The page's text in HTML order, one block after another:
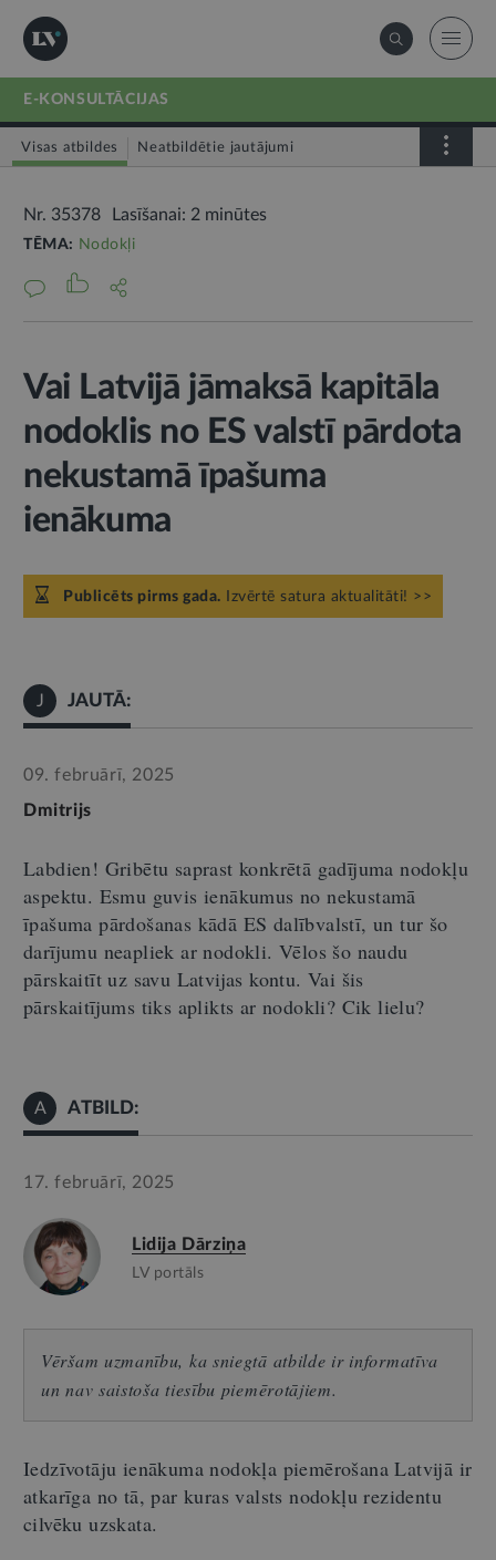
E-KONSULTĀCIJAS
Visas atbildes Neatbildētie jautājumi
Nr. 35378 Lasīšanai: 2 minūtes
TĒMA: Nodokļi
Vai Latvijā jāmaksā kapitāla
nodoklis no ES valstī pārdota
nekustamā īpašuma
ienākuma
Publicēts pirms gada. Izvērtē satura aktualitāti! >>
J JAUTĀ:
09. februārī, 2025
Dmitrijs
Labdien! Gribētu saprast konkrētā gadījuma nodokļu
aspektu. Esmu guvis ienākumus no nekustamā
īpašuma pārdošanas kādā ES dalībvalstī, un tur šo
darījumu neapliek ar nodokli. Vēlos šo naudu
pārskaitīt uz savu Latvijas kontu. Vai šis
pārskaitījums tiks aplikts ar nodokli? Cik lielu?
A ATBILD:
17. februārī, 2025
Lidija Dārziņa
LV portāls
Vēršam uzmanību, ka sniegtā atbilde ir informatīva
un nav saistoša tiesību piemērotājiem.
Iedzīvotāju ienākuma nodokļa piemērošana Latvijā ir
atkarīga no tā, par kuras valsts nodokļu rezidentu
cilvēku uzskata.